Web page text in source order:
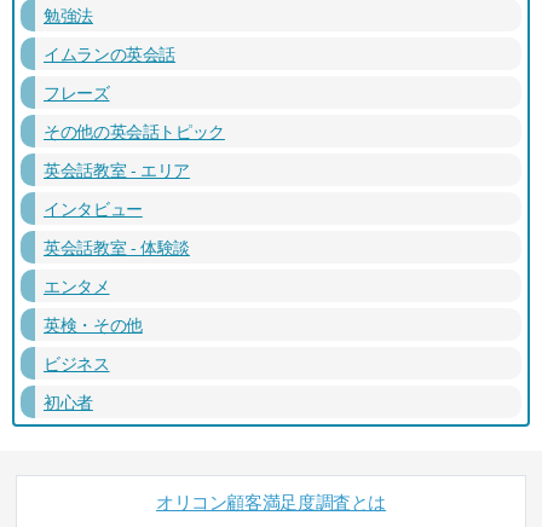
勉強法
イムランの英会話
フレーズ
その他の英会話トピック
英会話教室 - エリア
インタビュー
英会話教室 - 体験談
エンタメ
英検・その他
ビジネス
初心者
オリコン顧客満足度調査とは